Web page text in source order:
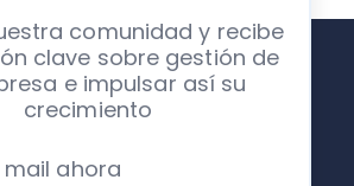
comunidad y recibe
clave sobre gestión de
e impulsar así su
crecimiento
ahora